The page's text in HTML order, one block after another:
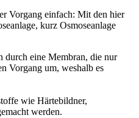
Vorgang einfach: Mit den hier
kurz Osmoseanlage
durch eine Membran, die nur
Vorgang um, weshalb es
wie Härtebildner,
werden.